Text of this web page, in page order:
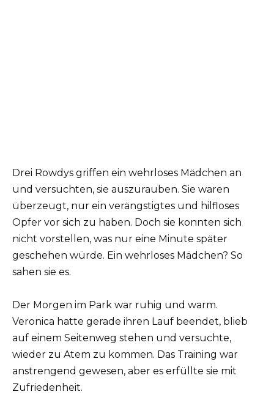
Drei Rowdys griffen ein wehrloses Mädchen an
und versuchten, sie auszurauben. Sie waren
überzeugt, nur ein verängstigtes und hilfloses
Opfer vor sich zu haben. Doch sie konnten sich
nicht vorstellen, was nur eine Minute später
geschehen würde. Ein wehrloses Mädchen? So
sahen sie es.
Der Morgen im Park war ruhig und warm.
Veronica hatte gerade ihren Lauf beendet, blieb
auf einem Seitenweg stehen und versuchte,
wieder zu Atem zu kommen. Das Training war
anstrengend gewesen, aber es erfüllte sie mit
Zufriedenheit.